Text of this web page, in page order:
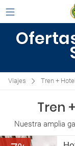
Viajes Tren + Hotel
Tren
Nuestra amplia